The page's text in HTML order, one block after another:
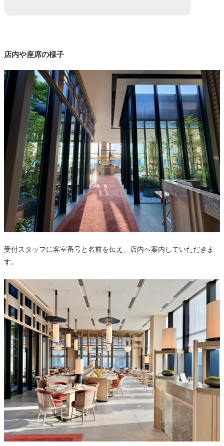
店内や座席の様子
受付スタッフに客室番号と名前を伝え、店内へ案内していただきま
す。